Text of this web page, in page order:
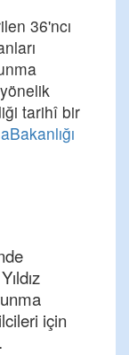
36'ncı
tarihî bir
için